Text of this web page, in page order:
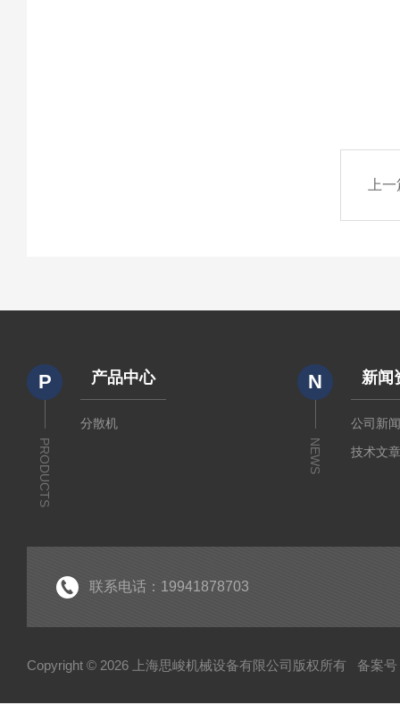
上
P
PRODUCTS
产品中心
分散机
N
NEWS
新闻
公司新
技术文
联系电话：19941878703
Copyright © 2026 上海思峻机械设备有限公司版权所有 备案号